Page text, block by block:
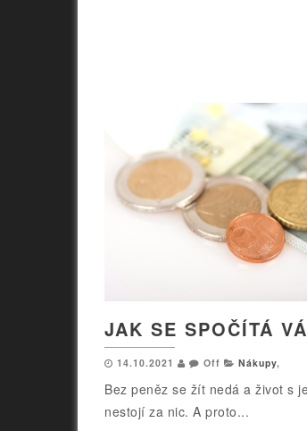
JAK SE SPOČÍTÁ
14.10.2021 Off Nákupy,
Bez peněz se žít nedá a život s
nestojí za nic. A proto...